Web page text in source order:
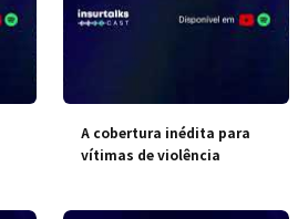
A cobertura inédita para
vítimas de violência